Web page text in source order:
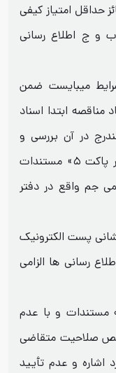
حداقل امتیاز کیفی
ب و ج اطلاع رسانی
میبایست ضمن
ابتدا اسناد
در آن بررسی و
تکمیل و به همراه مستندات مربوطه در پاکت ۵» مستندات
جم واقع در دفتر
پست الکترونیک
رسانی ها الزامی
مستندات و با عدم
صلاحیت متقاضی
اشاره و عدم تأیید